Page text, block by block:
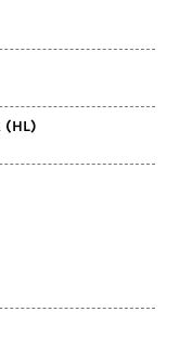
(HL)